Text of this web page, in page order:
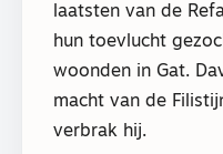
laatsten van de
hun toevlucht
woonden in Gat.
macht van de
verbrak hij.